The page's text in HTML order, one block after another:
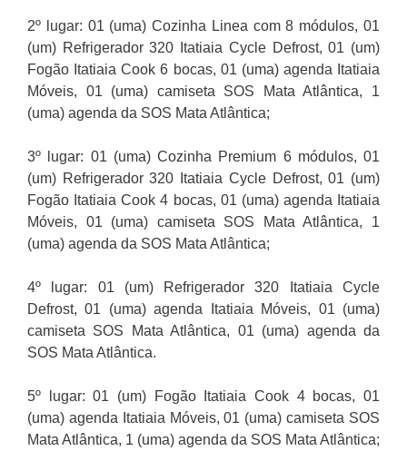
2º lugar: 01 (uma) Cozinha Linea com 8 módulos, 01
(um) Refrigerador 320 Itatiaia Cycle Defrost, 01 (um)
Fogão Itatiaia Cook 6 bocas, 01 (uma) agenda Itatiaia
Móveis, 01 (uma) camiseta SOS Mata Atlântica, 1
(uma) agenda da SOS Mata Atlântica;
3º lugar: 01 (uma) Cozinha Premium 6 módulos, 01
(um) Refrigerador 320 Itatiaia Cycle Defrost, 01 (um)
Fogão Itatiaia Cook 4 bocas, 01 (uma) agenda Itatiaia
Móveis, 01 (uma) camiseta SOS Mata Atlântica, 1
(uma) agenda da SOS Mata Atlântica;
4º lugar:
01 (um) Refrigerador 320 Itatiaia Cycle
Defrost, 01 (uma) agenda Itatiaia Móveis, 01 (uma)
camiseta SOS Mata Atlântica, 01 (uma) agenda da
SOS Mata Atlântica.
5º lugar: 01 (um) Fogão Itatiaia Cook 4 bocas, 01
(uma) agenda Itatiaia Móveis, 01 (uma) camiseta SOS
Mata Atlântica, 1 (uma) agenda da SOS Mata Atlântica;